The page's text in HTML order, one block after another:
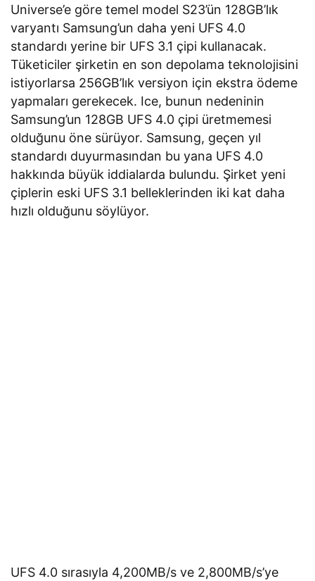
Universe’e göre temel model S23’ün 128GB’lık
varyantı Samsung’un daha yeni UFS 4.0
standardı yerine bir UFS 3.1 çipi kullanacak.
Tüketiciler şirketin en son depolama teknolojisini
istiyorlarsa 256GB’lık versiyon için ekstra ödeme
yapmaları gerekecek. Ice, bunun nedeninin
Samsung’un 128GB UFS 4.0 çipi üretmemesi
olduğunu öne sürüyor. Samsung, geçen yıl
standardı duyurmasından bu yana UFS 4.0
hakkında büyük iddialarda bulundu. Şirket yeni
çiplerin eski UFS 3.1 belleklerinden iki kat daha
hızlı olduğunu söylüyor.
UFS 4.0 sırasıyla 4,200MB/s ve 2,800MB/s’ye